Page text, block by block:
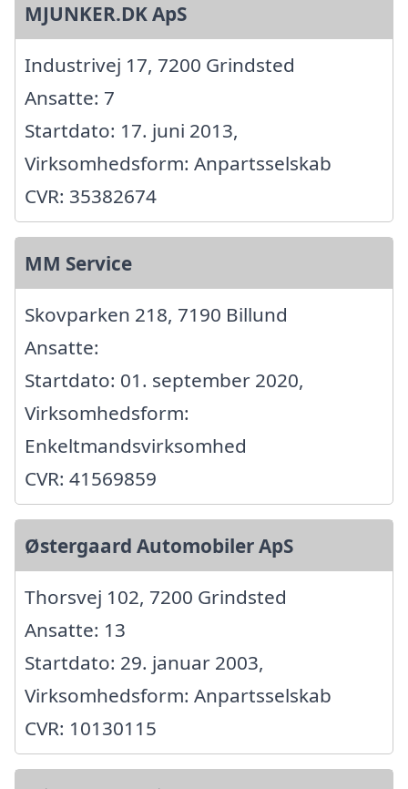
MJUNKER.DK ApS
Industrivej 17, 7200 Grindsted
Ansatte: 7
Startdato: 17. juni 2013,
Virksomhedsform: Anpartsselskab
CVR: 35382674
MM Service
Skovparken 218, 7190 Billund
Ansatte:
Startdato: 01. september 2020,
Virksomhedsform:
Enkeltmandsvirksomhed
CVR: 41569859
Østergaard Automobiler ApS
Thorsvej 102, 7200 Grindsted
Ansatte: 13
Startdato: 29. januar 2003,
Virksomhedsform: Anpartsselskab
CVR: 10130115